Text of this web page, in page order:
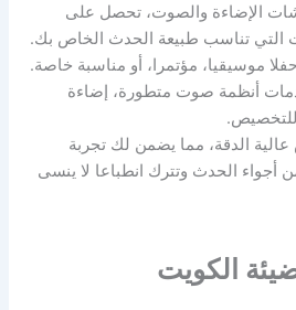
الإضاءة والصوت، تحصل على
التي تناسب طبيعة الحدث الخاص بك.
موسيقيا، مؤتمرا، أو مناسبة خاصة.
أنظمة صوت متطورة، إضاءة
للتخصيص.
الدقة، مما يضمن لك تجربة
أجواء الحدث وتترك انطباعا لا ينسى
الكويت